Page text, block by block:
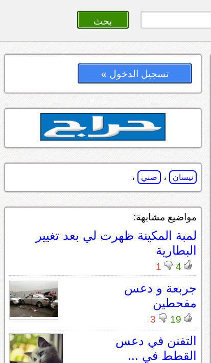
تسجيل الدخول »
نيسان ، صني ،
مواضيع مشابهة:
لمبة المكينة ظهرت لي بعد تغيير
البطارية
4
1
جربعة و دعس
مفحطين
19
3
التفنن في دعس
القطط في ...